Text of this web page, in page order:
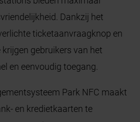
Dankzij het
ticketaanvraagknop en
gebruikers van het
en eenvoudig toegang.
Park NFC maakt
en kredietkaarten te